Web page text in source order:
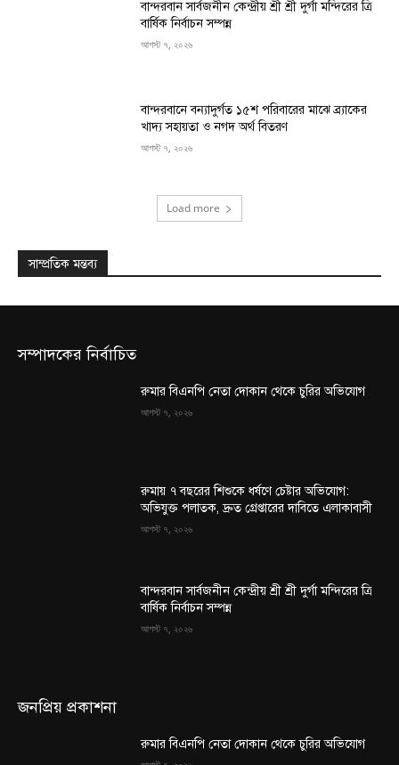
বান্দরবান সার্বজনীন কেন্দ্রীয় শ্রী শ্রী দুর্গা মন্দিরের ত্রি
বার্ষিক নির্বাচন সম্পন্ন
আগস্ট ৭, ২০২৬
বান্দরবানে বন্যাদুর্গত ১৫শ পরিবারের মাঝে ব্র্যাকের
খাদ্য সহায়তা ও নগদ অর্থ বিতরণ
আগস্ট ৭, ২০২৬
Load more
সাম্প্রতিক মন্তব্য
সম্পাদকের নির্বাচিত
রুমার বিএনপি নেতা দোকান থেকে চুরির অভিযোগ
আগস্ট ৭, ২০২৬
রুমায় ৭ বছরের শিশুকে ধর্ষণে চেষ্টার অভিযোগ:
অভিযুক্ত পলাতক, দ্রুত গ্রেপ্তারের দাবিতে এলাকাবাসী
আগস্ট ৭, ২০২৬
বান্দরবান সার্বজনীন কেন্দ্রীয় শ্রী শ্রী দুর্গা মন্দিরের ত্রি
বার্ষিক নির্বাচন সম্পন্ন
আগস্ট ৭, ২০২৬
জনপ্রিয় প্রকাশনা
রুমার বিএনপি নেতা দোকান থেকে চুরির অভিযোগ